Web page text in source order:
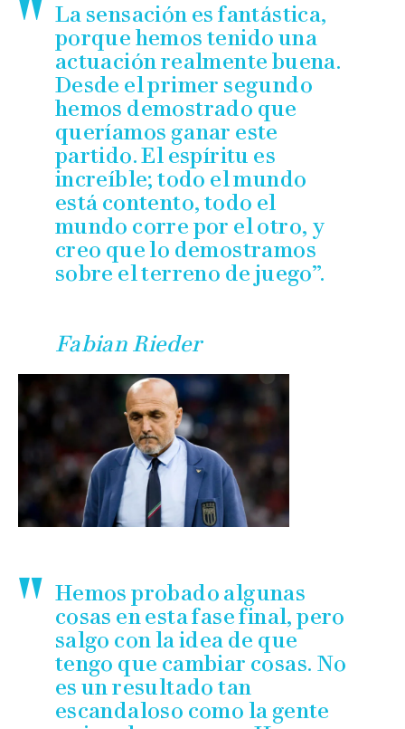
La sensación es fantástica,
porque hemos tenido una
actuación realmente buena.
Desde el primer segundo
hemos demostrado que
queríamos ganar este
partido. El espíritu es
increíble; todo el mundo
está contento, todo el
mundo corre por el otro, y
creo que lo demostramos
sobre el terreno de juego”.
Fabian Rieder
Hemos probado algunas
cosas en esta fase final, pero
salgo con la idea de que
tengo que cambiar cosas. No
es un resultado tan
escandaloso como la gente